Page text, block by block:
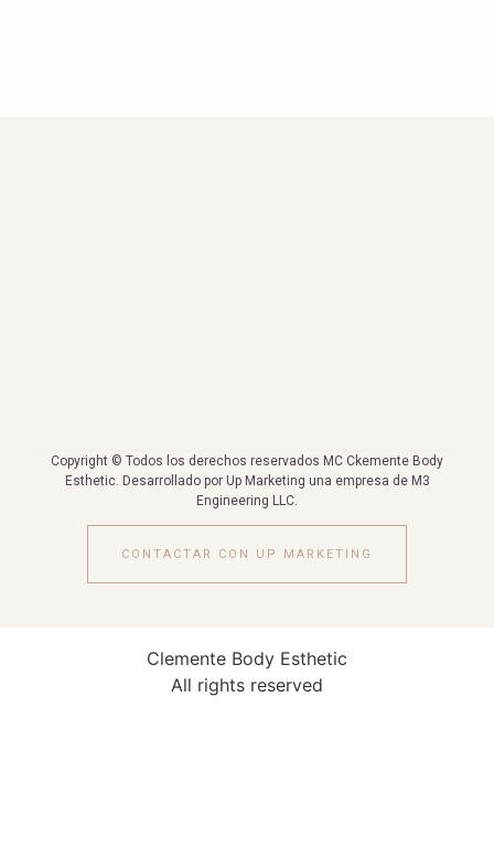
Copyright © Todos los derechos reservados MC Ckemente Body
Esthetic. Desarrollado por Up Marketing una empresa de M3
Engineering LLC.
CONTACTAR CON UP MARKETING
Clemente Body Esthetic
All rights reserved